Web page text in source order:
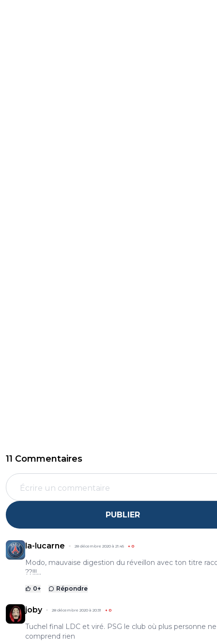
11 Commentaires
PUBLIER
la-lucarne 28 décembre 2020 à 21:45 + 0
Modo, mauvaise digestion du réveillon avec ton titre
??!!!...
0+ Répondre
joby 28 décembre 2020 à 20:31 + 0
Tuchel final LDC et viré. PSG le club où plus personne ne
comprend rien